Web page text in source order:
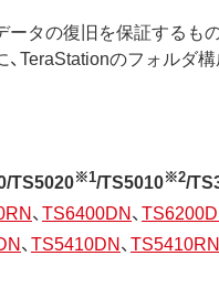
ータの復旧を保証するも
TeraStationのフォルダ
TS5020※1/TS5010※2/
、 TS6400DN、
、 TS5410DN、 TS5410RN